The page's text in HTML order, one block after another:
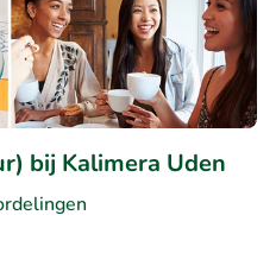
bij Kalimera Uden